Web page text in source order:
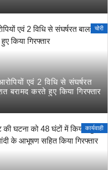
चोरी
एवं 2 विधि से संघर्षरत
बरामद करते हुए किया गिरफ्तार
कार्यवाही